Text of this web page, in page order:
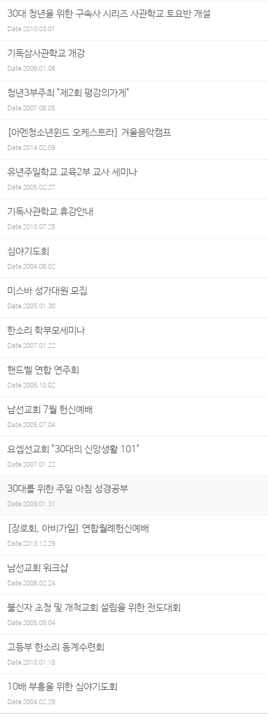
30대 청년을 위한 구속사 시리즈 사관학교 토요반 개설
Date2010.03.01
기독삼사관학교 개강
Date2009.01.06
청년3부주최 "제2회 평강의가게"
Date2007.08.05
[아멘청소년윈드 오케스트라] 겨울음악캠프
Date2014.02.09
유년주일학교 교육2부 교사 세미나
Date2005.02.27
기독사관학교 휴강안내
Date2010.07.25
심야기도회
Date2004.08.02
미스바 성가대원 모집
Date2005.01.30
한소리 학부모세미나
Date2007.01.22
핸드벨 연합 연주회
Date2005.10.02
남선교회 7월 헌신예배
Date2005.07.04
요셉선교회 "30대의 신앙생활 101"
Date2007.01.22
30대를 위한 주일 아침 성경공부
Date 2009.01.31
[장로회, 아비가일] 연합월례헌신예배
Date2013.12.29
남선교회 워크샵
Date2008.02.24
불신자 초청 및 개척교회 설립을 위한 전도대회
Date2005.09.04
고등부 한소리 동계수련회
Date2010.01.18
10배 부흥을 위한 심야기도회
Date2004.02.29